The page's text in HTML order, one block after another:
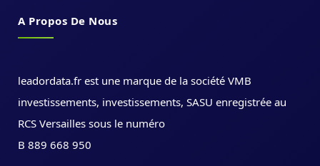
A Propos De Nous
leadordata.fr est une marque de la société VMB
investissements, investissements, SASU enregistrée au
RCS Versailles sous le numéro
B 889 668 950